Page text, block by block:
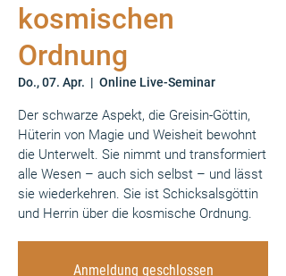
kosmischen
Ordnung
Do., 07. Apr.
  |
Online Live-Seminar
Der schwarze Aspekt, die Greisin-Göttin,
Hüterin von Magie und Weisheit bewohnt
die Unterwelt. Sie nimmt und transformiert
alle Wesen – auch sich selbst – und lässt
sie wiederkehren. Sie ist Schicksalsgöttin
und Herrin über die kosmische Ordnung.
Anmeldung geschlossen